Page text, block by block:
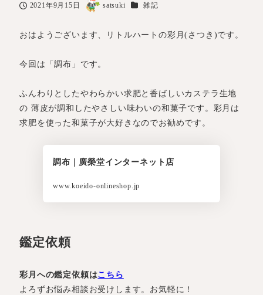
投稿日
2021年9月15日
著
satsuki カテゴリー
雑記
おはようございます、リトルハートの彩月(さつき)です。
今回は「調布」です。
ふんわりとしたやわらかい求肥と香ばしいカステラ生地
の 薄皮が調和したやさしい味わいの和菓子です。彩月は
求肥を使った和菓子が大好きなのでお勧めです。
調布｜廣榮堂インターネット店
www.koeido-onlineshop.jp
鑑定依頼
彩月への鑑定依頼はこちら
よろずお悩み相談お受けします。お気軽に！